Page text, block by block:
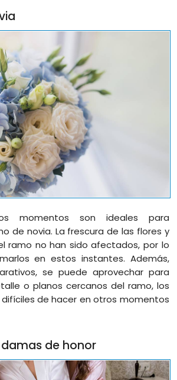
momentos son ideales para
de novia. La frescura de las flores y
ramo no han sido afectados, por lo
en estos instantes. Además,
se puede aprovechar para
o planos cercanos del ramo, los
de hacer en otros momentos
damas de honor